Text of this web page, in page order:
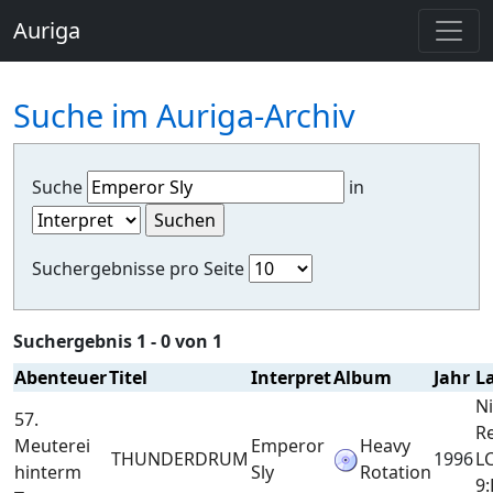
Auriga
Suche im Auriga-Archiv
Suche in
Suchergebnisse pro Seite
Suchergebnis 1 - 0 von 1
AbenteuerTitel InterpretAlbum Jahr
57.
Meuterei
hinterm
THUNDERDRUM
Emperor
Sly
Heavy
Rotation
1996